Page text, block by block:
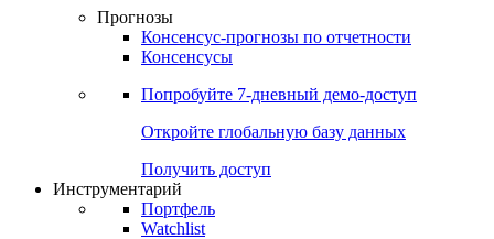
Прогнозы
Консенсус-прогнозы по отчетности
Консенсусы
Попробуйте 7-дневный демо-доступ
Откройте глобальную базу данных
Получить доступ
Инструментарий
Портфель
Watchlist